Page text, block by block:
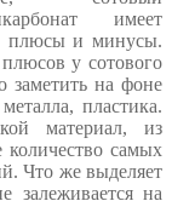
имеет
плюсы и минусы.
у сотового
заметить на фоне
пластика.
материал, из
самых
Что же выделяет
залеживается на